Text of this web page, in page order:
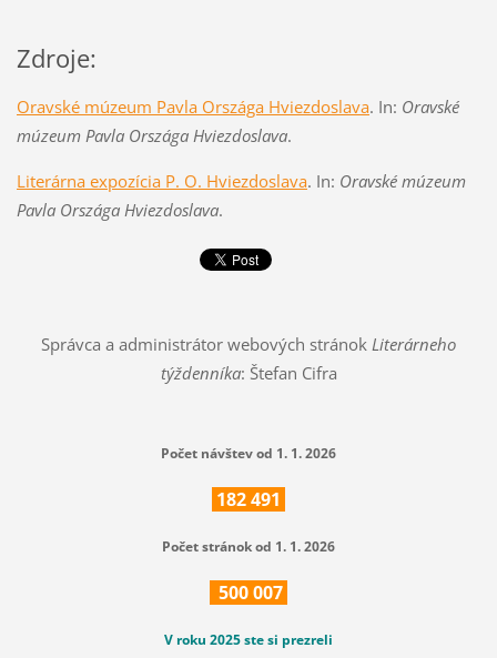
Zdroje:
Oravské múzeum Pavla OrszágaHviezdoslava. In: Oravské
múzeum Pavla Országa Hviezdoslava.
Literárna expozícia P. O. Hviezdoslava. In: Oravské múzeum
Pavla Országa Hviezdoslava.
Správca a administrátor webových stránok Literárneho
týždenníka: Štefan Cifra
Počet návštev od 1. 1. 2026
182491
Počet stránok od 1. 1. 2026
500007
V roku 2025 ste si prezreli